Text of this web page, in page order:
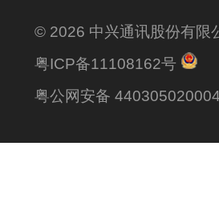
© 2026 中兴通讯股份有限
粤ICP备11108162号
粤公网安备